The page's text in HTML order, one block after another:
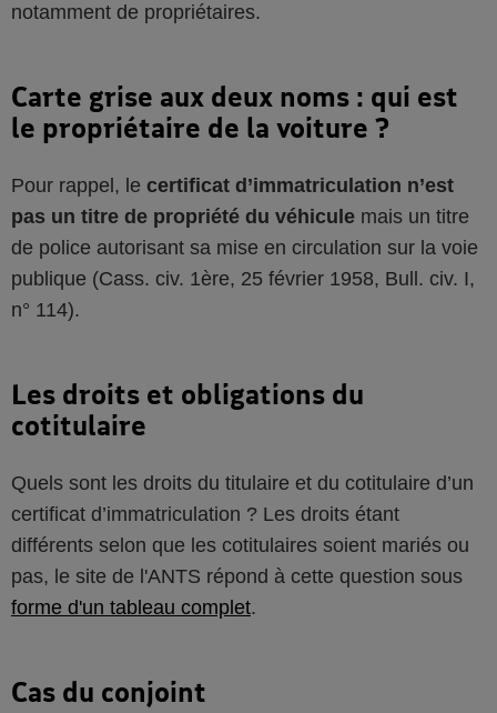
notamment de propriétaires.
Carte grise aux deux noms : qui est
le propriétaire de la voiture ?
Pour rappel, le certificat d’immatriculation n’est
pas un titre de propriété du véhicule mais un titre
de police autorisant sa mise en circulation sur la voie
publique (Cass. civ. 1ère, 25 février 1958, Bull. civ. I,
n° 114).
Les droits et obligations du
cotitulaire
Quels sont les droits du titulaire et du cotitulaire d’un
certificat d’immatriculation ? Les droits étant
différents selon que les cotitulaires soient mariés ou
pas, le site de l'ANTS répond à cette question sous
forme d'un tableau complet.
Cas du conjoint